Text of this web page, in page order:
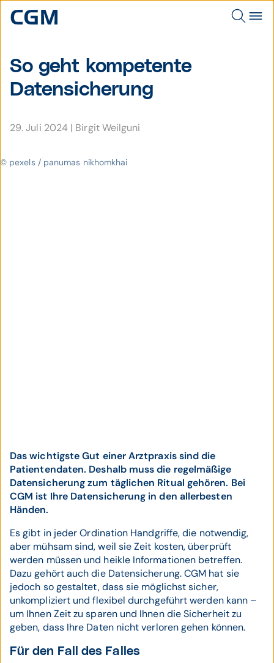
So geht kompetente
Datensicherung
29. Juli 2024 | Birgit Weilguni
© pexels / panumas nikhomkhai
Das wichtigste Gut einer Arztpraxis sind die
Patientendaten. Deshalb muss die regelmäßige
Datensicherung zum täglichen Ritual gehören. Bei
CGM ist Ihre Datensicherung in den allerbesten
Händen.
Es gibt in jeder Ordination Handgriffe, die notwendig,
aber mühsam sind, weil sie Zeit kosten, überprüft
werden müssen und heikle Informationen betreffen.
Dazu gehört auch die Datensicherung. CGM hat sie
jedoch so gestaltet, dass sie möglichst sicher,
unkompliziert und flexibel durchgeführt werden kann –
um Ihnen Zeit zu sparen und Ihnen die Sicherheit zu
geben, dass Ihre Daten nicht verloren gehen können.
Für den Fall des Falles